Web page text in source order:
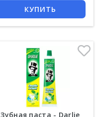
КУПИТЬ
Зубная паста - Darlie